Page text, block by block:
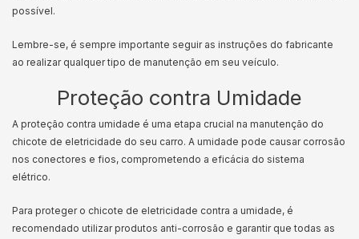
possível.
Lembre-se, é sempre importante seguir as instruções do fabricante
ao realizar qualquer tipo de manutenção em seu veículo.
Proteção contra Umidade
A proteção contra umidade é uma etapa crucial na manutenção do
chicote de eletricidade do seu carro. A umidade pode causar corrosão
nos conectores e fios, comprometendo a eficácia do sistema
elétrico.
Para proteger o chicote de eletricidade contra a umidade, é
recomendado utilizar produtos anti-corrosão e garantir que todas as